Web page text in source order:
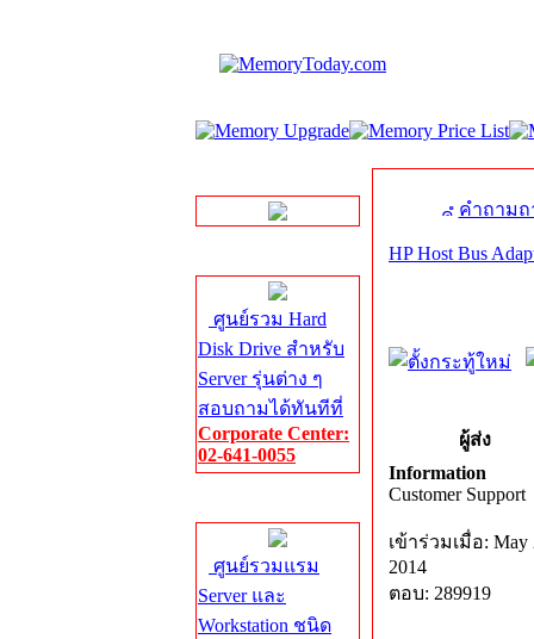
ศูนย์รวม Hard
Disk Drive สำหรับ
Server รุ่นต่าง ๆ
สอบถามได้ทันทีที่
Corporate Center:
02-641-0055
ศูนย์รวมแรม
Server และ
Workstation ชนิด
คำถาม
HP Host Bus
ผู้ส่ง
Information
Customer Support
เข้าร่วมเมื่อ: May
2014
ตอบ: 289919